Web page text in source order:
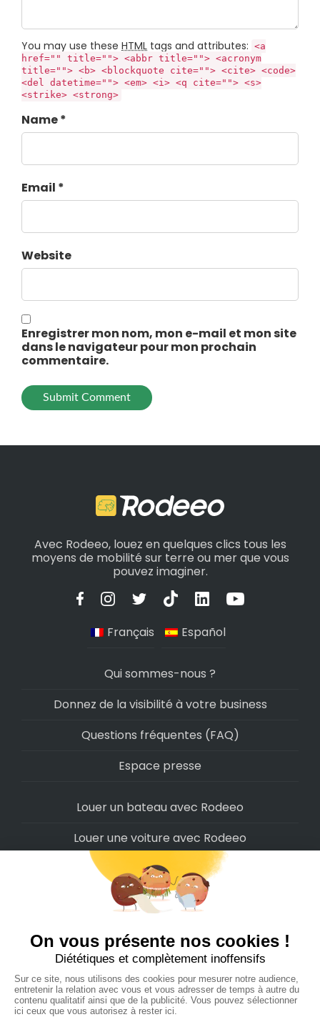
You may use these HTML tags and attributes: <a
href="" title=""> <abbr title=""> <acronym
title=""> <b> <blockquote cite=""> <cite> <code>
<del datetime=""> <em> <i> <q cite=""> <s>
<strike> <strong>
Name *
Email *
Website
Enregistrer mon nom, mon e-mail et mon site
dans le navigateur pour mon prochain
commentaire.
Avec Rodeeo, louez en quelques clics tous les
moyens de mobilité sur terre ou mer que vous
pouvez imaginer.
Français Español
Qui sommes-nous ?
Donnez de la visibilité à votre business
Questions fréquentes (FAQ)
Espace presse
Louer un bateau avec Rodeeo
Louer une voiture avec Rodeeo
Louer une moto avec Rodeeo
Louer un scooter avec Rodeeo
Louer un vélo avec Rodeeo
Louer un Camping-Car avec Rodeeo